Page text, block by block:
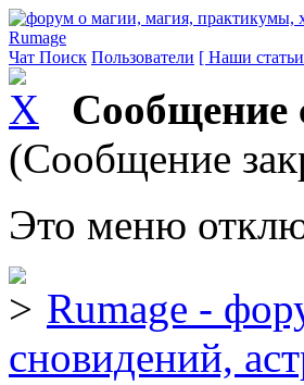
Rumage
Чат Поиск Пользователи [ Наши
Сообщение
(Сообщение
Это меню
Rumage -
сновидений,